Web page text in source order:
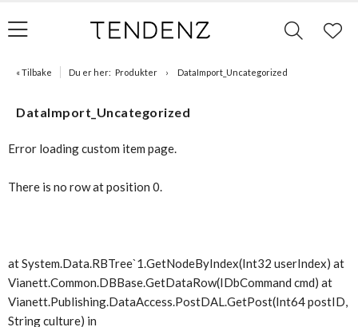
« Tilbake Du er her: Produkter DataImport_Uncategorized
DataImport_Uncategorized
Error loading custom item page.
There is no row at position 0.
at System.Data.RBTree`1.GetNodeByIndex(Int32 userIndex) at
Vianett.Common.DBBase.GetDataRow(IDbCommand cmd) at
Vianett.Publishing.DataAccess.PostDAL.GetPost(Int64 postID,
String culture) in